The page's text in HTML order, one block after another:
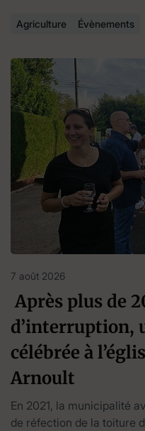
Agriculture Évènements
7 août 2026
Après plus de
d’interruption,
célébrée à
Arnoult
En 2021, la municipalité
de réfection de la toiture